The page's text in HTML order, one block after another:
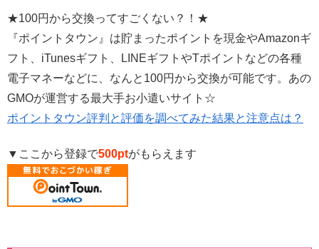
★100円から交換ってすごくない？！★
『ポイントタウン』は貯まったポイントを現金やAmazonギ
フト、iTunesギフト、LINEギフトやTポイントなどの各種
電子マネーなどに、なんと100円から交換が可能です。あの
GMOが運営する最大手お小遣いサイト☆
ポイントタウン評判と評価を調べてみた結果と注意点は？
▼ここから登録で500ptがもらえます